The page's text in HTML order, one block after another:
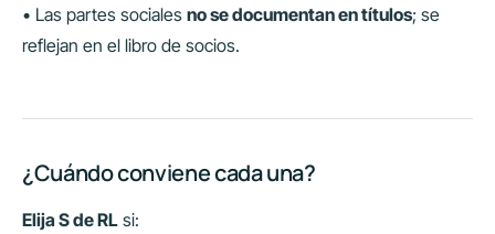
• Las partes sociales no se documentan en títulos; se
reflejan en el libro de socios.
¿Cuándo conviene cada una?
Elija S de RL si: